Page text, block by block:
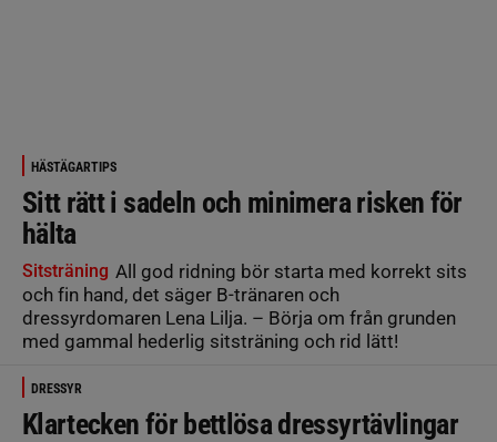
HÄSTÄGARTIPS
Sitt rätt i sadeln och minimera risken för
hälta
Sitsträning All god ridning bör starta med korrekt sits
och fin hand, det säger B-tränaren och
dressyrdomaren Lena Lilja. – Börja om från grunden
med gammal hederlig sitsträning och rid lätt!
DRESSYR
Klartecken för bettlösa dressyrtävlingar